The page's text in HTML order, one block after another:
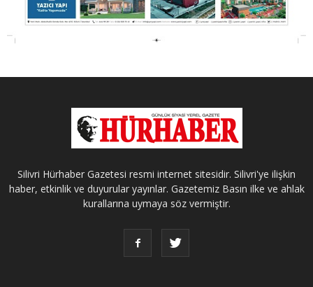
Silivri Hürhaber Gazetesi resmi internet sitesidir. Silivri'ye ilişkin
haber, etkinlik ve duyurular yayınlar. Gazetemiz Basın ilke ve ahlak
kurallarına uymaya söz vermiştir.